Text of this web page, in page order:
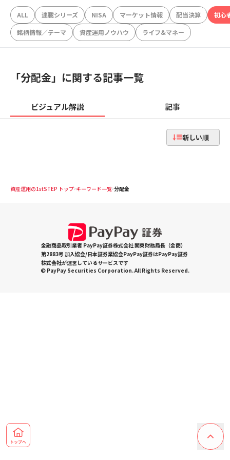
ALL 連載シリーズ NISA マーケット情報 配当決算
初心
銘柄情報／テーマ
資産運用ノウハウ ライフ&マネー
「分配金」に関する記事一覧
ビジュアル解説 記事
新しい順
資産運用の1stSTEP トップ キーワード一覧 分配金
金融商品取引業者 PayPay証券株式会社 関東財務局長（金商）
第2883号 加入協会/日本証券業協会PayPay証券はPayPay証券
株式会社が運営しているサービスです
© PayPay Securities Corporation. All Rights Reserved.